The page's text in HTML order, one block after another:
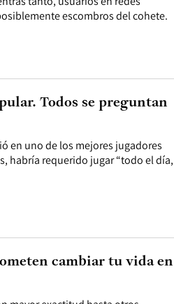
escombros del cohete.
en uno de los mejores jugadores
habría requerido jugar “todo el día,
Todos se preguntan
cambiar tu vida en